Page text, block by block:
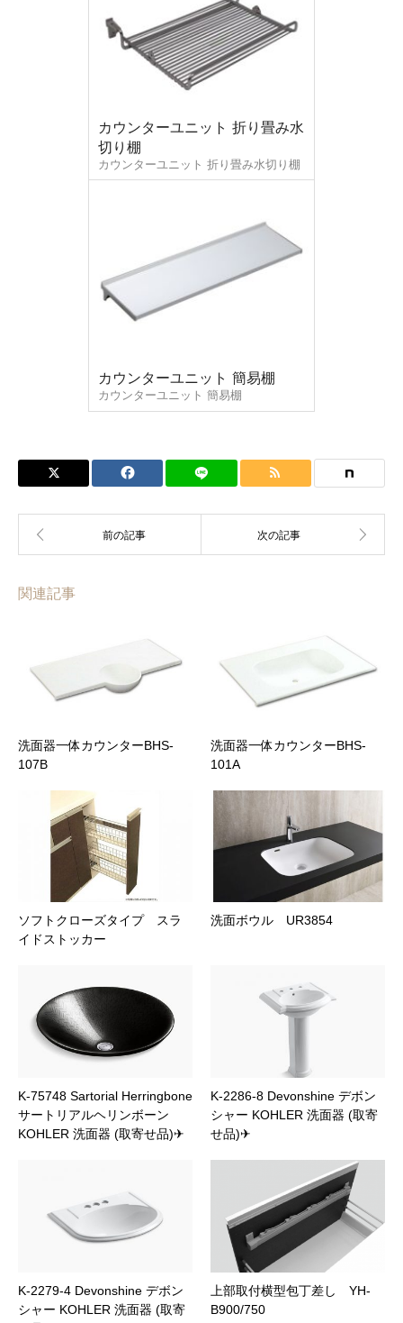
カウンターユニット 折り畳み水
切り棚
カウンターユニット 折り畳み水切り棚
カウンターユニット 簡易棚
カウンターユニット 簡易棚
関連記事
洗面器一体カウンターBHS-
107B
洗面器一体カウンターBHS-
101A
ソフトクローズタイプ スラ
イドストッカー
洗面ボウル UR3854
K-75748 Sartorial Herringbone
サートリアルヘリンボーン
KOHLER 洗面器 (取寄せ品)✈
K-2286-8 Devonshine デボン
シャー KOHLER 洗面器 (取寄
せ品)✈
K-2279-4 Devonshine デボン
シャー KOHLER 洗面器 (取寄
上部取付横型包丁差し YH-
B900/750